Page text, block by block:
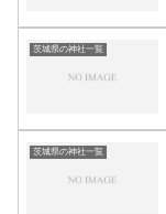
茨城県の神社一覧
茨城県の神社一覧